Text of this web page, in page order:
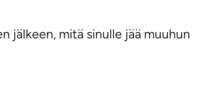
jälkeen, mitä sinulle jää muuhun